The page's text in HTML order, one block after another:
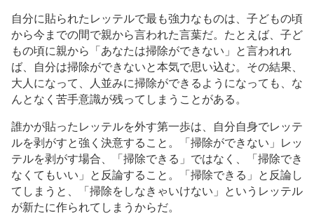
自分に貼られたレッテルで最も強力なものは、子どもの頃
から今までの間で親から言われた言葉だ。たとえば、子ど
もの頃に親から「あなたは掃除ができない」と言われれ
ば、自分は掃除ができないと本気で思い込む。その結果、
大人になって、人並みに掃除ができるようになっても、な
んとなく苦手意識が残ってしまうことがある。
誰かが貼ったレッテルを外す第一歩は、自分自身でレッテ
ルを剥がすと強く決意すること。「掃除ができない」レッ
テルを剥がす場合、「掃除できる」ではなく、「掃除でき
なくてもいい」と反論すること。「掃除できる」と反論し
てしまうと、「掃除をしなきゃいけない」というレッテル
が新たに作られてしまうからだ。